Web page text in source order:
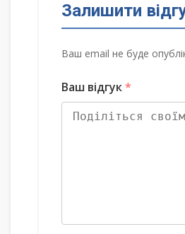
Залишити
Ваш email не буде
Ваш відгук*